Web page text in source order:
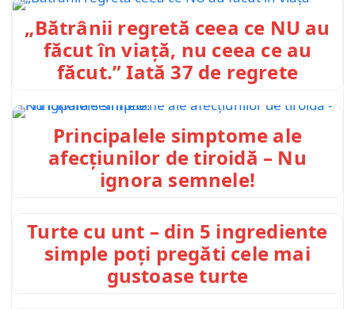
„Bătrânii regretă ceea ce NU au
făcut în viață, nu ceea ce au
făcut.” Iată 37 de regrete
Principalele simptome ale
afecțiunilor de tiroidă – Nu
ignora semnele!
Turte cu unt – din 5 ingrediente
simple poți pregăti cele mai
gustoase turte